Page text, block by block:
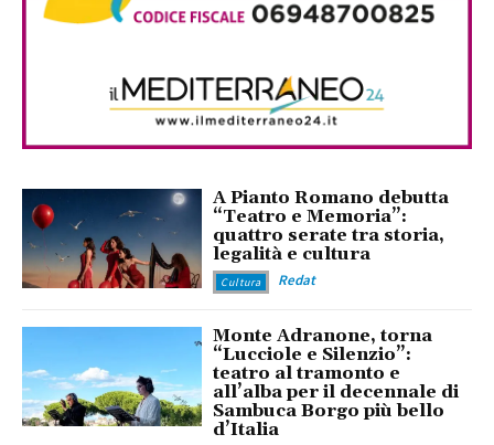
A Pianto Romano debutta
“Teatro e Memoria”:
quattro serate tra storia,
legalità e cultura
Cultura Redat
Monte Adranone, torna
“Lucciole e Silenzio”:
teatro al tramonto e
all’alba per il decennale di
Sambuca Borgo più bello
d’Italia